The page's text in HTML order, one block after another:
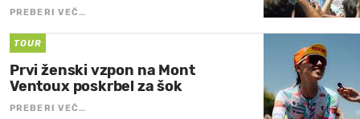
PREBERI VEČ…
TOUR
Prvi ženski vzpon na Mont
Ventoux poskrbel za šok
PREBERI VEČ…